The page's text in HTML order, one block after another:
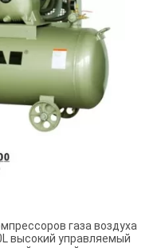
газа воздуха
высокий управляемый